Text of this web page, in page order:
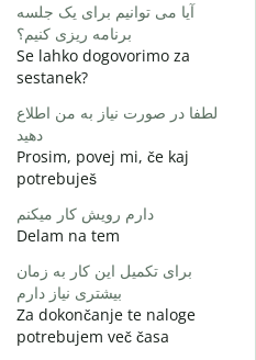
آیا می توانیم برای یک جلسه
برنامه ریزی کنیم؟
Se lahko dogovorimo za
sestanek?
لطفا در صورت نیاز به من اطلاع
دهید
Prosim, povej mi, če kaj
potrebuješ
دارم رویش کار میکنم
Delam na tem
برای تکمیل این کار به زمان
بیشتری نیاز دارم
Za dokončanje te naloge
potrebujem več časa